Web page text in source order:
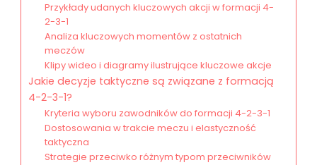
Przykłady udanych kluczowych akcji w formacji 4-
2-3-1
Analiza kluczowych momentów z ostatnich
meczów
Klipy wideo i diagramy ilustrujące kluczowe akcje
Jakie decyzje taktyczne są związane z formacją
4-2-3-1?
Kryteria wyboru zawodników do formacji 4-2-3-1
Dostosowania w trakcie meczu i elastyczność
taktyczna
Strategie przeciwko różnym typom przeciwników